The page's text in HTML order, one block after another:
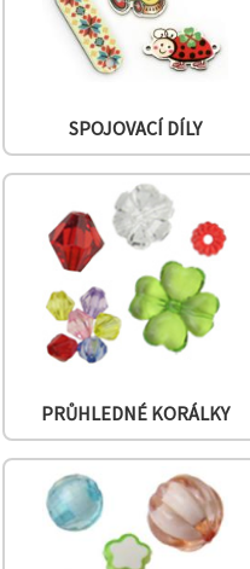
SPOJOVACÍ DÍLY
PRŮHLEDNÉ KORÁLKY